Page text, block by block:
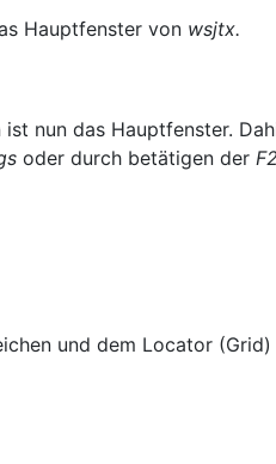
Hauptfenster von wsjtx.
nun das Hauptfenster.
oder durch betätigen der
und dem Locator